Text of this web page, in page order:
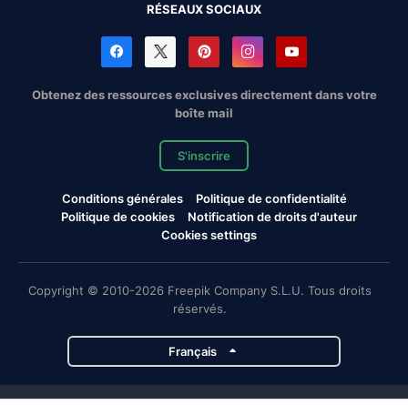
RÉSEAUX SOCIAUX
Obtenez des ressources exclusives directement dans votre
boîte mail
S'inscrire
Conditions générales
Politique de confidentialité
Politique de cookies
Notification de droits d'auteur
Cookies settings
Copyright © 2010-2026 Freepik Company S.L.U. Tous droits
réservés.
Français